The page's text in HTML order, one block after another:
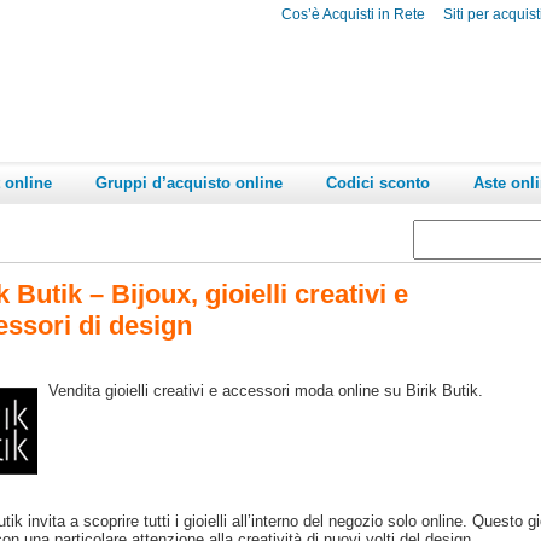
Siti per
Cos’è Acquisti in Rete
online Gruppi d’acquisto online Codici sconto Aste
Butik – Bijoux, gioielli creativi e
di design
Vendita gioielli creativi e accessori moda online su Birik Butik.
invita a scoprire tutti i gioielli all’interno del negozio solo online. Questo